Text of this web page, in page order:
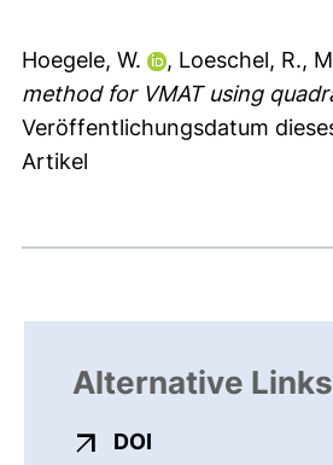
Hoegele, W. , Loeschel, R.,
method for VMAT using
Veröffentlichungsdatum
Artikel
Alternative
DOI